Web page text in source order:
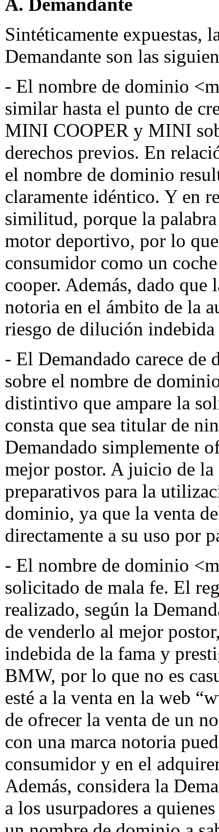
Sintéticamente expuestas,
Demandante son las
- El nombre de dominio
similar hasta el punto de
MINI COOPER y MINI
derechos previos. En
el nombre de dominio
claramente idéntico. Y en
similitud, porque la
motor deportivo, por lo
consumidor como un
cooper. Además, dado
notoria en el ámbito de la
riesgo de dilución indebida
- El Demandado carece de
sobre el nombre de
distintivo que ampare la
consta que sea titular de
Demandado simplemente
mejor postor. A juicio de la
preparativos para la
dominio, ya que la venta
directamente a su uso por
- El nombre de dominio
solicitado de mala fe. El
realizado, según la
de venderlo al mejor
indebida de la fama y
BMW, por lo que no es
esté a la venta en la web
de ofrecer la venta de un
con una marca notoria
consumidor y en el
Además, considera la
a los usurpadores a